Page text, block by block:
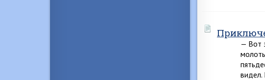
— Вот
видел.